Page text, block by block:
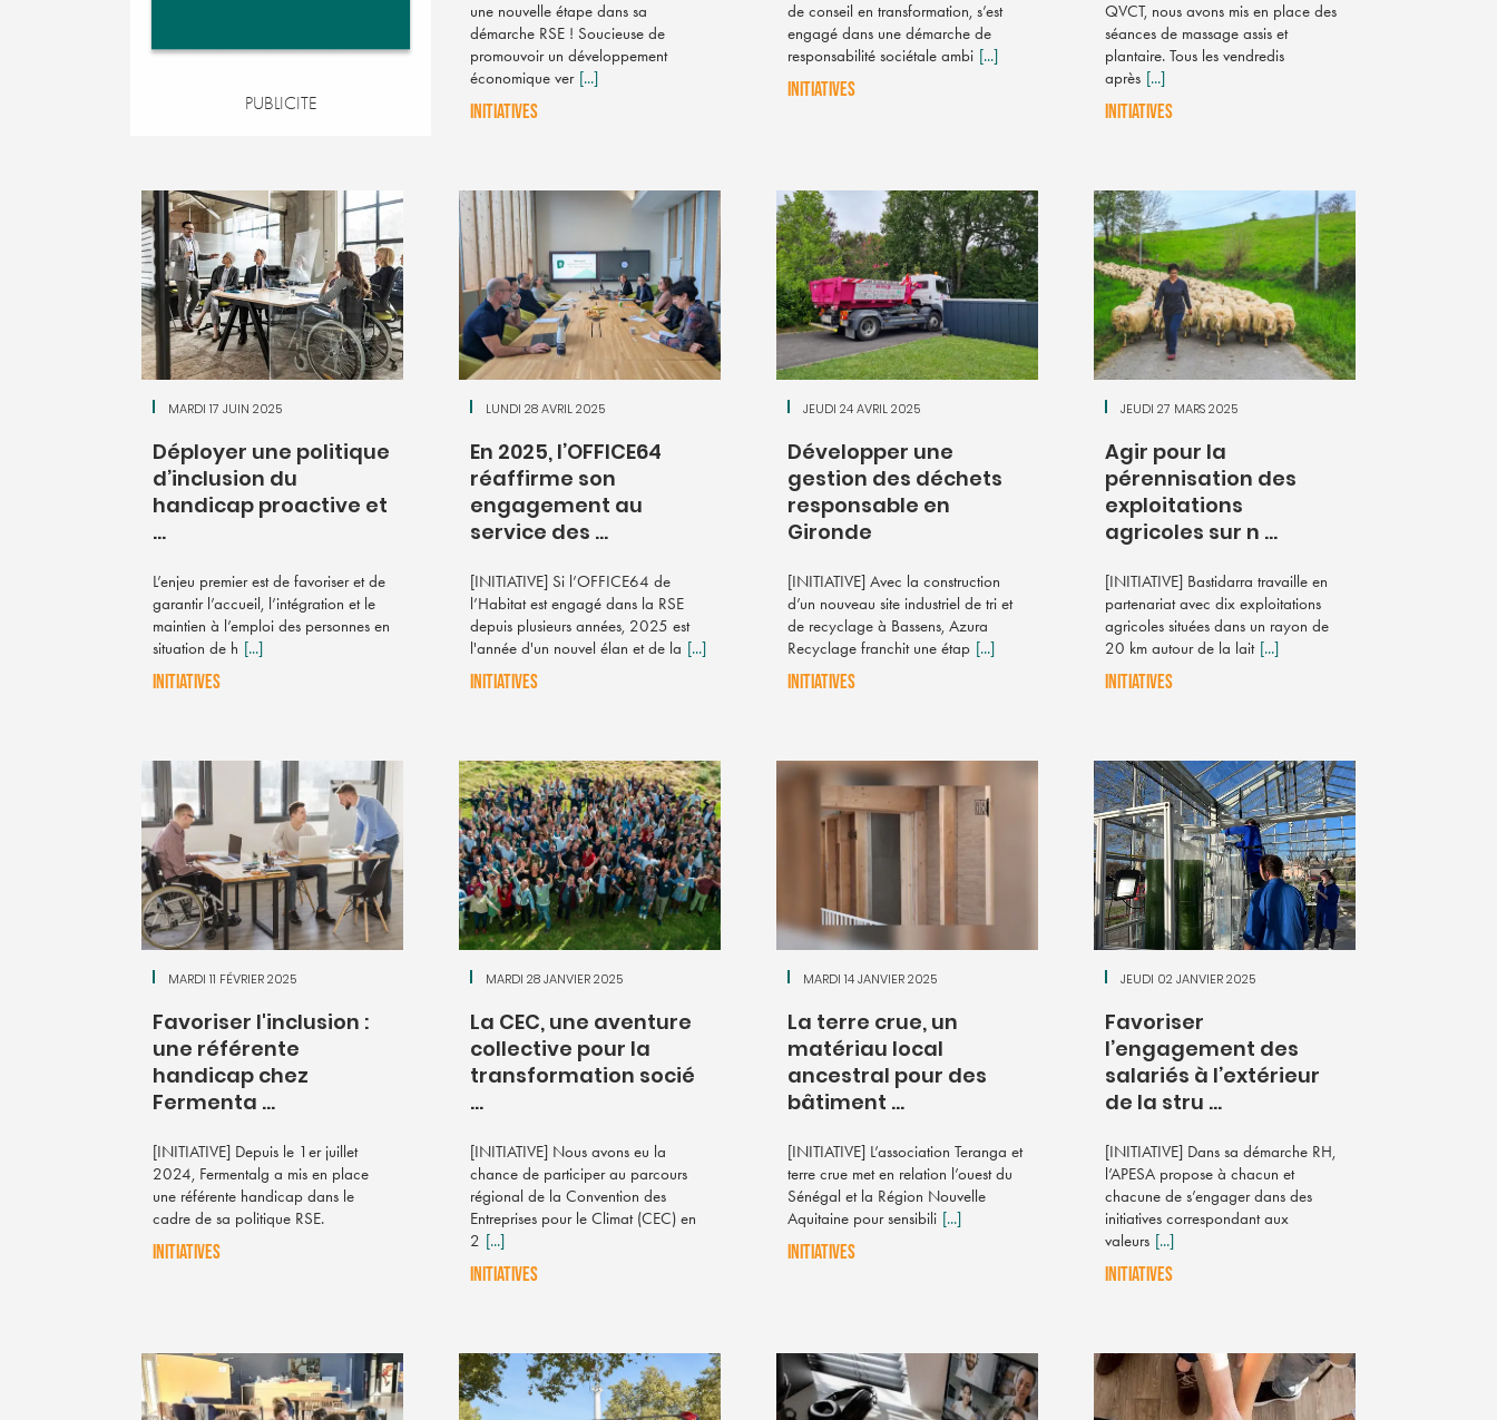
PUBLICITE
une nouvelle étape dans sa
démarche RSE ! Soucieuse de
promouvoir un développement
économique ver [...]
INITIATIVES
de conseil en transformation, s’est
engagé dans une démarche de
responsabilité sociétale ambi [...]
INITIATIVES
QVCT, nous avons mis en place des
séances de massage assis et
plantaire. Tous les vendredis
après [...]
INITIATIVES
MARDI 17 JUIN 2025
Déployer une politique
d’inclusion du
handicap proactive et
...
L’enjeu premier est de favoriser et de
garantir l’accueil, l’intégration et le
maintien à l’emploi des personnes en
situation de h [...]
INITIATIVES
LUNDI 28 AVRIL 2025
En 2025, l’OFFICE64
réaffirme son
engagement au
service des ...
[INITIATIVE] Si l’OFFICE64 de
l’Habitat est engagé dans la RSE
depuis plusieurs années, 2025 est
l'année d'un nouvel élan et de la [...]
INITIATIVES
JEUDI 24 AVRIL 2025
Développer une
gestion des déchets
responsable en
Gironde
[INITIATIVE] Avec la construction
d’un nouveau site industriel de tri et
de recyclage à Bassens, Azura
Recyclage franchit une étap [...]
INITIATIVES
JEUDI 27 MARS 2025
Agir pour la
pérennisation des
exploitations
agricoles sur n ...
[INITIATIVE] Bastidarra travaille en
partenariat avec dix exploitations
agricoles situées dans un rayon de
20 km autour de la lait [...]
INITIATIVES
MARDI 11 FÉVRIER 2025
Favoriser l'inclusion :
une référente
handicap chez
Fermenta ...
[INITIATIVE] Depuis le 1er juillet
2024, Fermentalg a mis en place
une référente handicap dans le
cadre de sa politique RSE.
INITIATIVES
MARDI 28 JANVIER 2025
La CEC, une aventure
collective pour la
transformation socié
...
[INITIATIVE] Nous avons eu la
chance de participer au parcours
régional de la Convention des
Entreprises pour le Climat (CEC) en
2 [...]
INITIATIVES
MARDI 14 JANVIER 2025
La terre crue, un
matériau local
ancestral pour des
bâtiment ...
[INITIATIVE] L’association Teranga et
terre crue met en relation l’ouest du
Sénégal et la Région Nouvelle
Aquitaine pour sensibili [...]
INITIATIVES
JEUDI 02 JANVIER 2025
Favoriser
l’engagement des
salariés à l’extérieur
de la stru ...
[INITIATIVE] Dans sa démarche RH,
l’APESA propose à chacun et
chacune de s’engager dans des
initiatives correspondant aux
valeurs [...]
INITIATIVES